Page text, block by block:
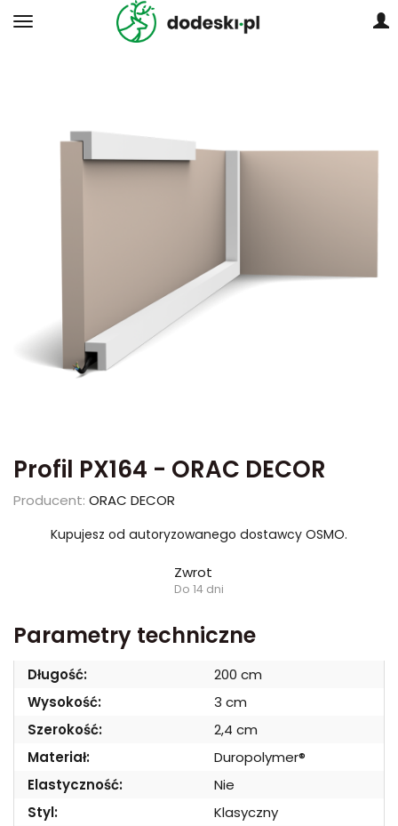
Profil PX164 - ORAC DECOR
Producent: ORAC DECOR
Kupujesz od autoryzowanego dostawcy OSMO.
Zwrot
Do 14 dni
Parametry techniczne
Długość:
200 cm
Wysokość:
3 cm
Szerokość:
2,4 cm
Materiał:
Duropolymer®
Elastyczność:
Nie
Styl:
Klasyczny